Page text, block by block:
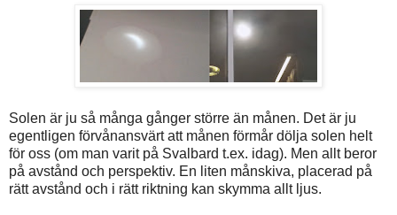
Solen är ju så många gånger större än månen. Det är ju
egentligen förvånansvärt att månen förmår dölja solen helt
för oss (om man varit på Svalbard t.ex. idag). Men allt beror
på avstånd och perspektiv. En liten månskiva, placerad på
rätt avstånd och i rätt riktning kan skymma allt ljus.